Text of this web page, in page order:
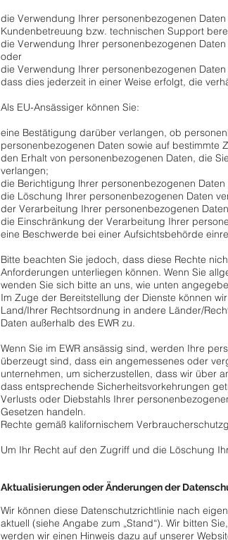
die Verwendung Ihrer personenbezogenen
Kundenbetreuung bzw. technischen Support
die Verwendung Ihrer personenbezogenen
oder
die Verwendung Ihrer personenbezogenen
dass dies jederzeit in einer Weise erfolgt, die
Als EU-Ansässiger können Sie:
eine Bestätigung darüber verlangen, ob
personenbezogenen Daten sowie auf bestimmte
den Erhalt von personenbezogenen Daten, die
verlangen;
die Berichtigung lhrer personenbezogenen
die Löschung Ihrer personenbezogenen Daten
der Verarbeitung Ihrer personenbezogenen
die Einschränkung der Verarbeitung Ihrer
eine Beschwerde bei einer Aufsichtsbehörde
Bitte beachten Sie jedoch, dass diese Rechte
Anforderungen unterliegen können. Wenn Sie
wenden Sie sich bitte an uns, wie unten
Im Zuge der Bereitstellung der Dienste können
Land/Ihrer Rechtsordnung in andere Länder/
Daten außerhalb des EWR zu.
Wenn Sie im EWR ansässig sind, werden Ihre
überzeugt sind, dass ein angemessenes oder
unternehmen, um sicherzustellen, dass wir über
dass entsprechende Sicherheitsvorkehrungen
Verlusts oder Diebstahls Ihrer
Gesetzen handeln.
Rechte gemäß kalifornischem
Um Ihr Recht auf den Zugriff und die Löschung
Aktualisierungen oder Änderungen der
Wir können diese Datenschutzrichtlinie nach
aktuell (siehe Angabe zum „Stand“). Wir bitten
werden wir einen Hinweis dazu auf unserer